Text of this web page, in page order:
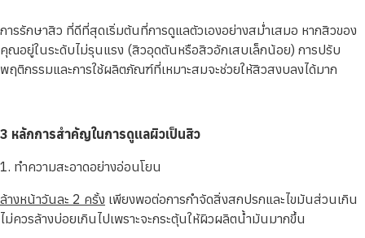
การรักษาสิว ที่ดีที่สุดเริ่มต้นที่การดูแลตัวเองอย่างสม่ำเสมอ หากสิวของ
คุณอยู่ในระดับไม่รุนแรง (สิวอุดตันหรือสิวอักเสบเล็กน้อย) การปรับ
พฤติกรรมและการใช้ผลิตภัณฑ์ที่เหมาะสมจะช่วยให้สิวสงบลงได้มาก
3 หลักการสำคัญในการดูแลผิวเป็นสิว
1. ทำความสะอาดอย่างอ่อนโยน
ล้างหน้าวันละ 2 ครั้ง เพียงพอต่อการกำจัดสิ่งสกปรกและไขมันส่วนเกิน
ไม่ควรล้างบ่อยเกินไปเพราะจะกระตุ้นให้ผิวผลิตน้ำมันมากขึ้น